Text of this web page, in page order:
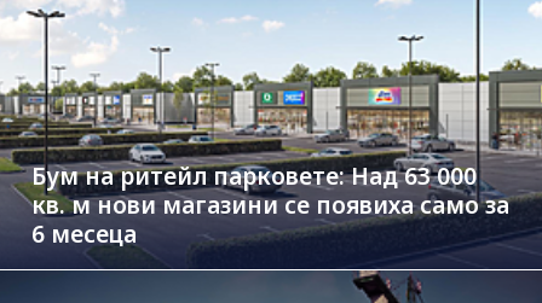
Бум на ритейл парковете: Над 63 000
кв. м нови магазини се появиха само за
6 месеца